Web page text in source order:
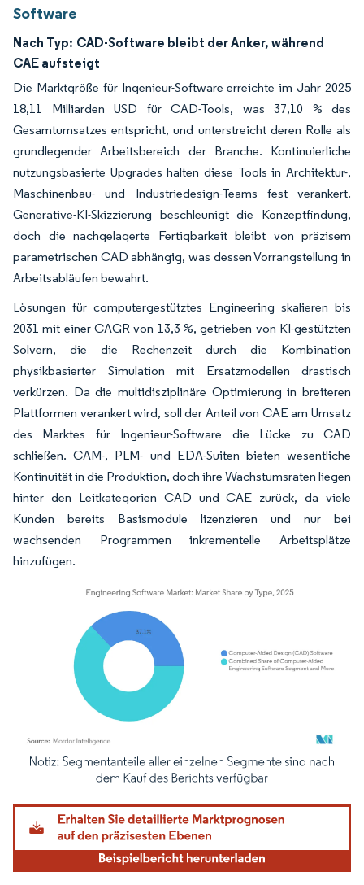
Software
Nach Typ: CAD-Software bleibt der Anker, während
CAE aufsteigt
Die Marktgröße für Ingenieur-Software erreichte im Jahr 2025
18,11 Milliarden USD für CAD-Tools, was 37,10 % des
Gesamtumsatzes entspricht, und unterstreicht deren Rolle als
grundlegender Arbeitsbereich der Branche. Kontinuierliche
nutzungsbasierte Upgrades halten diese Tools in Architektur-,
Maschinenbau- und Industriedesign-Teams fest verankert.
Generative-KI-Skizzierung beschleunigt die Konzeptfindung,
doch die nachgelagerte Fertigbarkeit bleibt von präzisem
parametrischen CAD abhängig, was dessen Vorrangstellung in
Arbeitsabläufen bewahrt.
Lösungen für computergestütztes Engineering skalieren bis
2031 mit einer CAGR von 13,3 %, getrieben von KI-gestützten
Solvern, die die Rechenzeit durch die Kombination
physikbasierter Simulation mit Ersatzmodellen drastisch
verkürzen. Da die multidisziplinäre Optimierung in breiteren
Plattformen verankert wird, soll der Anteil von CAE am Umsatz
des Marktes für Ingenieur-Software die Lücke zu CAD
schließen. CAM-, PLM- und EDA-Suiten bieten wesentliche
Kontinuität in die Produktion, doch ihre Wachstumsraten liegen
hinter den Leitkategorien CAD und CAE zurück, da viele
Kunden bereits Basismodule lizenzieren und nur bei
wachsenden Programmen inkrementelle Arbeitsplätze
hinzufügen.
Bild © Mordor Intelligence. Wiederverwendung erfordert Namensnennung